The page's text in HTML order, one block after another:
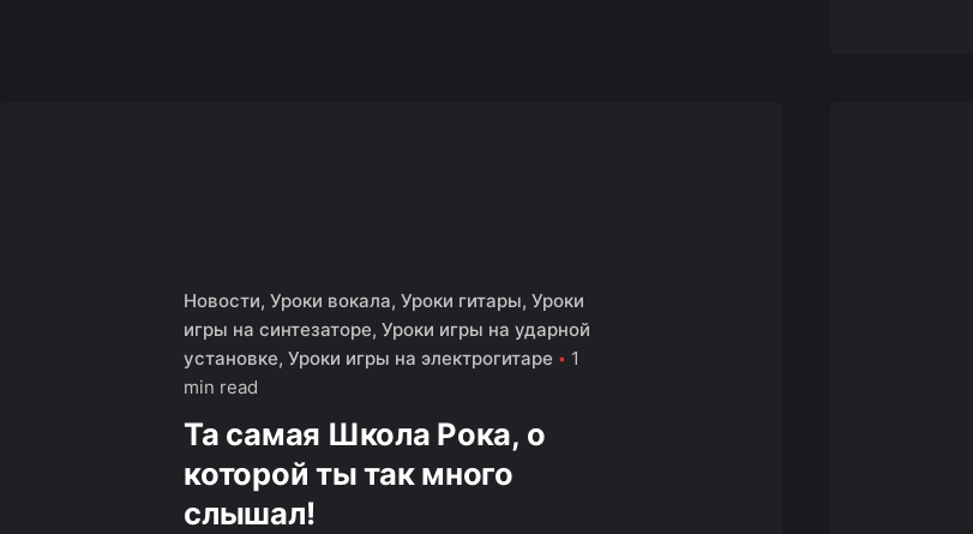
Новости Уроки вокала Уроки гитары Уроки
игры на синтезаторе Уроки игры на ударной
установке Уроки игры на электрогитаре
1
min read
Та самая Школа Рока, о
которой ты так много
слышал!